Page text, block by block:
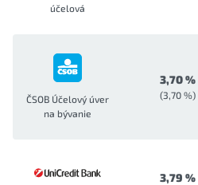
účelová
ČSOB Účelový úver
na bývanie
3,70 %
(3,70 %)
3,79 %